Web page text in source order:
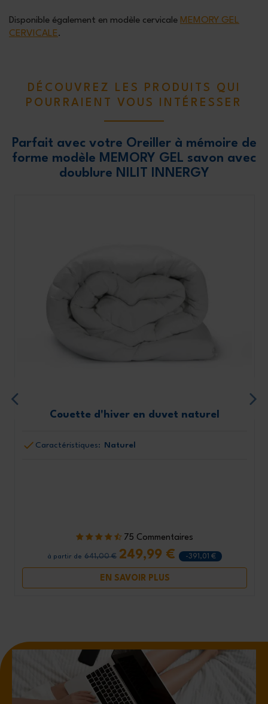
Disponible également en modèle cervicale MEMORY GEL
CERVICALE.
DÉCOUVREZ LES PRODUITS QUI
POURRAIENT VOUS INTÉRESSER
Parfait avec votre Oreiller à mémoire de
forme modèle MEMORY GEL savon avec
doublure NILIT INNERGY
Couette d'hiver en duvet naturel
Caractéristiques: Naturel
75 Commentaires
à partir de 641,00 € 249,99 € -391,01 €
EN SAVOIR PLUS